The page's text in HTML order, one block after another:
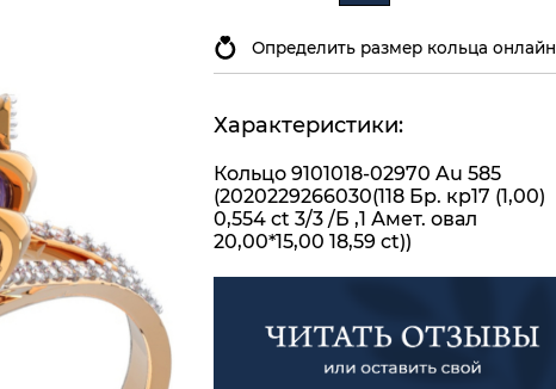
Определить размер кольца онлайн
Характеристики:
Кольцо 9101018-02970 Au 585
(2020229266030(118 Бр. кр17 (1,00)
0,554 ct 3/3 /Б ,1 Амет. овал
20,00*15,00 18,59 ct))